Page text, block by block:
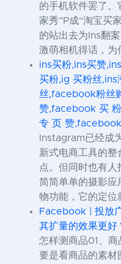
的手机软件罢了。
家秀”P成“淘宝买
的站出去为Ins翻
激萌相机得话，为
ins买粉,ins买赞
买粉,ig 买粉丝
丝,facebook粉丝
赞,facebook 买
专 页 赞
Instagram已经成
新式电商工具的整
点。但同时也有
简简单单的摄影应
物功能，它的定位
Facebook | 投放
其扩量的效果更好
怎样测商品01、
要是看商品的素材